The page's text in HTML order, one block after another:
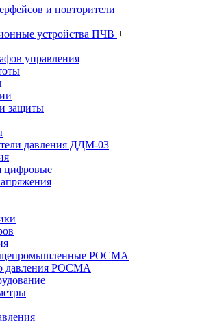
и повторители
устройства ПЧВ +
управления
и защиты
давления ДДМ-03
цифровые
РОСМА
давления РОСМА
+